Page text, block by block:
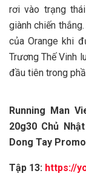
rơi vào trạng
giành chiến
của Orange khi
Trương Thế Vinh
đầu tiên trong
Running Man
20g30 Chủ
Dong Tay
Tập 13: https://